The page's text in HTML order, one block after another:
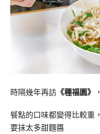
時隔幾年再訪 《種福園》
餐點的口味都變得比較重
要抹太多甜麵醬